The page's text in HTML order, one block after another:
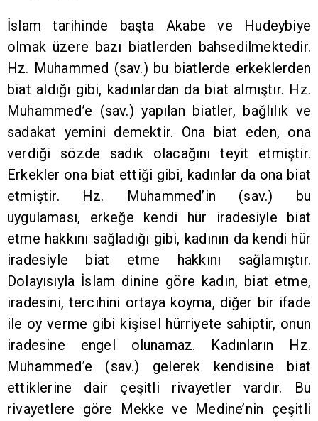
İslam tarihinde başta Akabe ve Hudeybiye
olmak üzere bazı biatlerden bahsedilmektedir.
Hz. Muhammed (sav.) bu biatlerde erkeklerden
biat aldığı gibi, kadınlardan da biat almıştır. Hz.
Muhammed’e (sav.) yapılan biatler, bağlılık ve
sadakat yemini demektir. Ona biat eden, ona
verdiği sözde sadık olacağını teyit etmiştir.
Erkekler ona biat ettiği gibi, kadınlar da ona biat
etmiştir. Hz. Muhammed’in (sav.) bu
uygulaması, erkeğe kendi hür iradesiyle biat
etme hakkını sağladığı gibi, kadının da kendi hür
iradesiyle biat etme hakkını sağlamıştır.
Dolayısıyla İslam dinine göre kadın, biat etme,
iradesini, tercihini ortaya koyma, diğer bir ifade
ile oy verme gibi kişisel hürriyete sahiptir, onun
iradesine engel olunamaz. Kadınların Hz.
Muhammed’e (sav.) gelerek kendisine biat
ettiklerine dair çeşitli rivayetler vardır. Bu
rivayetlere göre Mekke ve Medine’nin çeşitli